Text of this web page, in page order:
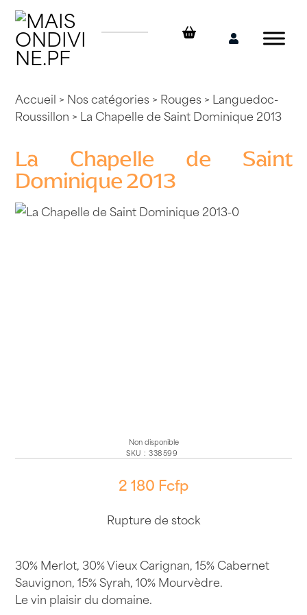
Skip
content
Mon
Accueil > Nos catégories> Rouges> Languedoc-
Roussillon > La Chapelle de Saint Dominique 2013
La Chapelle de Saint
Dominique 2013
Non disponible
SKU : 338599
2 180 Fcfp
Rupture de stock
30% Merlot, 30% Vieux Carignan, 15% Cabernet
Sauvignon, 15% Syrah, 10% Mourvèdre.
Le vin plaisir du domaine.